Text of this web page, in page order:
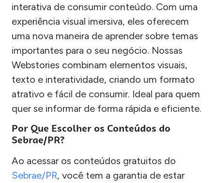
interativa de consumir conteúdo. Com uma
experiência visual imersiva, eles oferecem
uma nova maneira de aprender sobre temas
importantes para o seu negócio. Nossas
Webstories combinam elementos visuais,
texto e interatividade, criando um formato
atrativo e fácil de consumir. Ideal para quem
quer se informar de forma rápida e eficiente.
Por Que Escolher os Conteúdos do
Sebrae/PR?
Ao acessar os conteúdos gratuitos do
Sebrae/PR, você tem a garantia de estar